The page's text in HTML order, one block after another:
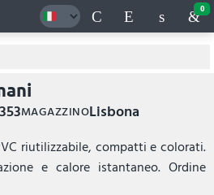
0
MAGAZZINOLisbona
riutilizzabile, compatti e colorati.
e calore istantaneo. Ordine